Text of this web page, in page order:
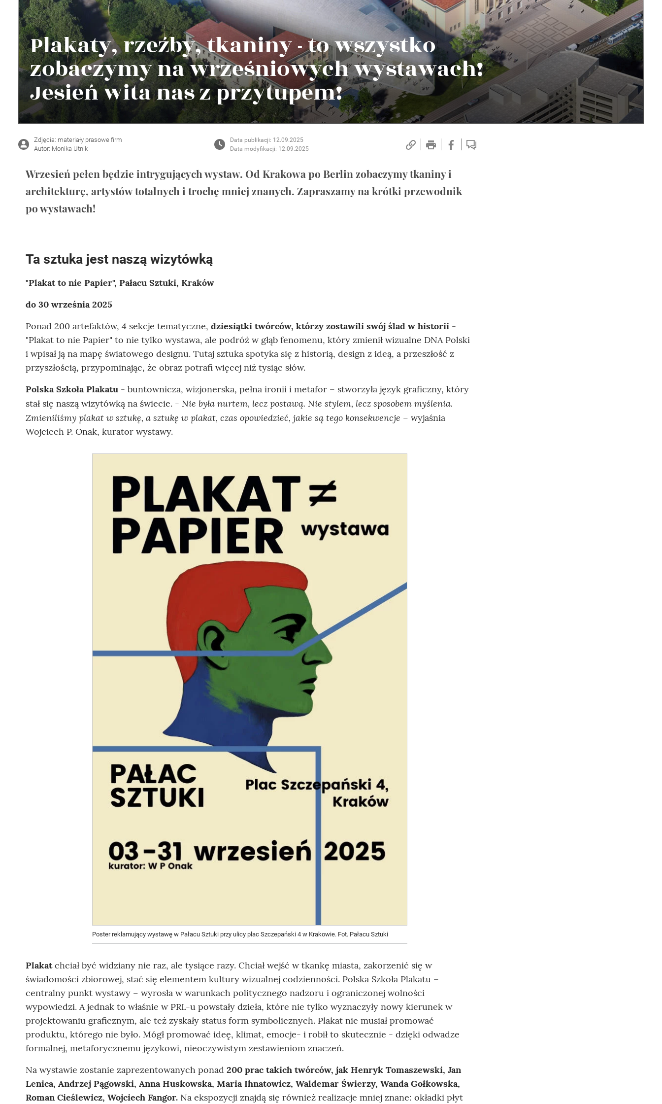
Wellnes
DIY
Plakaty, rzeźby, tkaniny - to wszystko
zobaczymy na wrześniowych wystawach!
Jesień wita nas z przytupem!
Zdjęcia: materiały prasowe firm
Autor: Monika Utnik
Data publikacji: 12.09.2025
Data modyfikacji: 12.09.2025
Wrzesień pełen będzie intrygujących wystaw. Od Krakowa po Berlin zobaczymy tkaniny i
architekturę, artystów totalnych i trochę mniej znanych. Zapraszamy na krótki przewodnik
po wystawach!
Ta sztuka jest naszą wizytówką
"Plakat to nie Papier", Pałacu Sztuki, Kraków
do 30 września 2025
Ponad 200 artefaktów, 4 sekcje tematyczne, dziesiątki twórców, którzy zostawili swój ślad w historii -
"Plakat to nie Papier" to nie tylko wystawa, ale podróż w głąb fenomenu, który zmienił wizualne DNA Polski
i wpisał ją na mapę światowego designu. Tutaj sztuka spotyka się z historią, design z ideą, a przeszłość z
przyszłością, przypominając, że obraz potrafi więcej niż tysiąc słów.
Polska Szkoła Plakatu - buntownicza, wizjonerska, pełna ironii i metafor – stworzyła język graficzny, który
stał się naszą wizytówką na świecie. - Nie była nurtem, lecz postawą. Nie stylem, lecz sposobem myślenia.
Zmieniliśmy plakat w sztukę, a sztukę w plakat, czas opowiedzieć, jakie są tego konsekwencje – wyjaśnia
Wojciech P. Onak, kurator wystawy.
Poster reklamujący wystawę w Pałacu Sztuki przy ulicy plac Szczepański 4 w Krakowie. Fot. Pałacu Sztuki
Plakatchciał być widziany nie raz, ale tysiące razy. Chciał wejść w tkankę miasta, zakorzenić się w
świadomości zbiorowej, stać się elementem kultury wizualnej codzienności. Polska Szkoła Plakatu –
centralny punkt wystawy – wyrosła w warunkach politycznego nadzoru i ograniczonej wolności
wypowiedzi. A jednak to właśnie w PRL-u powstały dzieła, które nie tylko wyznaczyły nowy kierunek w
projektowaniu graficznym, ale też zyskały status form symbolicznych. Plakat nie musiał promować
produktu, którego nie było. Mógł promować ideę, klimat, emocje- i robił to skutecznie - dzięki odwadze
formalnej, metaforycznemu językowi, nieoczywistym zestawieniom znaczeń.
Na wystawie zostanie zaprezentowanych ponad 200 prac takich twórców, jak Henryk Tomaszewski, Jan
Lenica, Andrzej Pągowski, Anna Huskowska, Maria Ihnatowicz, Waldemar Świerzy, Wanda Gołkowska,
Roman Cieślewicz, Wojciech Fangor. Na ekspozycji znajdą się również realizacje mniej znane: okładki płyt